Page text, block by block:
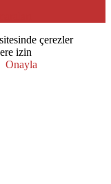
çerezler
izin
Onayla